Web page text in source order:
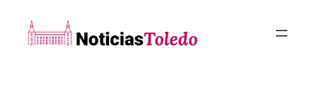
contenido